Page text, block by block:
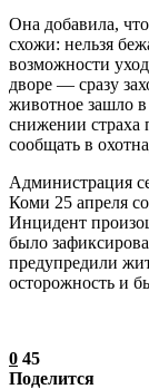
Она добавила,
схожи: нельзя
возможности
дворе — сразу
животное зашло
снижении страха
сообщать в
Администрация
Коми 25 апреля
Инцидент
было
предупредили
осторожность и
0 45
Поделится